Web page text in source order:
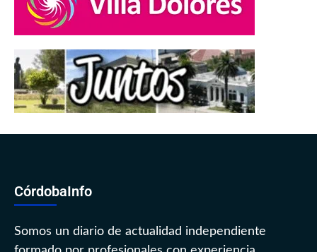
CórdobaInfo
Somos un diario de actualidad independiente